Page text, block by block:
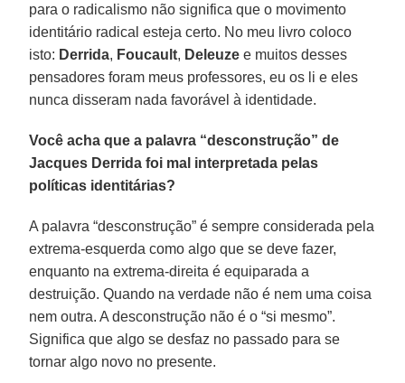
para o radicalismo não significa que o movimento
identitário radical esteja certo. No meu livro coloco
isto: Derrida, Foucault, Deleuze e muitos desses
pensadores foram meus professores, eu os li e eles
nunca disseram nada favorável à identidade.
Você acha que a palavra “desconstrução” de
Jacques Derrida foi mal interpretada pelas
políticas identitárias?
A palavra “desconstrução” é sempre considerada pela
extrema-esquerda como algo que se deve fazer,
enquanto na extrema-direita é equiparada a
destruição. Quando na verdade não é nem uma coisa
nem outra. A desconstrução não é o “si mesmo”.
Significa que algo se desfaz no passado para se
tornar algo novo no presente.